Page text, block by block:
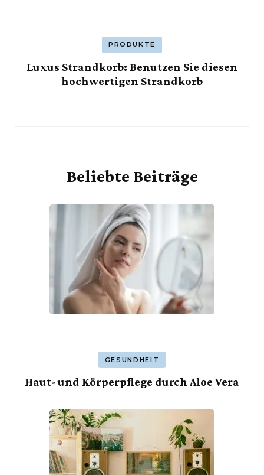
PRODUKTE
Luxus Strandkorb: Benutzen Sie diesen
hochwertigen Strandkorb
Beliebte Beiträge
GESUNDHEIT
Haut- und Körperpflege durch Aloe Vera